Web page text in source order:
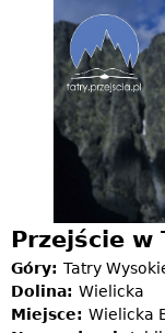
Przejście w
Góry: Tatry
Dolina: Wielicka
Miejsce: Wielicka